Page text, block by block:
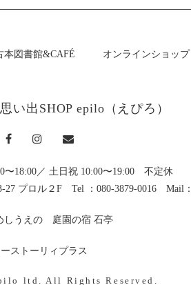
本図書館&CAFÉ オンラインショップ
い出SHOPepilo（えぴろ）
18:00／ 土日祝 10:00〜19:00 不定休
27 プロル２F Tel ：080-3879-0016 Mail：
しうえの 庭園の宿 石亭
ストーリィプラス
ltd. All Rights Reserved.